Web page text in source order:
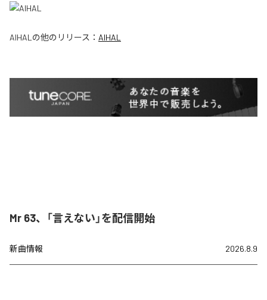
AIHAL の他のリリース： AIHAL
Mr 63、「言えない」を配信開始
新曲情報 2026.8.9